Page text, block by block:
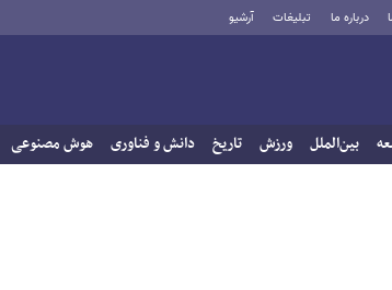
درباره ما تبلیغات آرشیو
بین‌الملل ورزش تاریخ دانش و فناوری هوش مصنوعی